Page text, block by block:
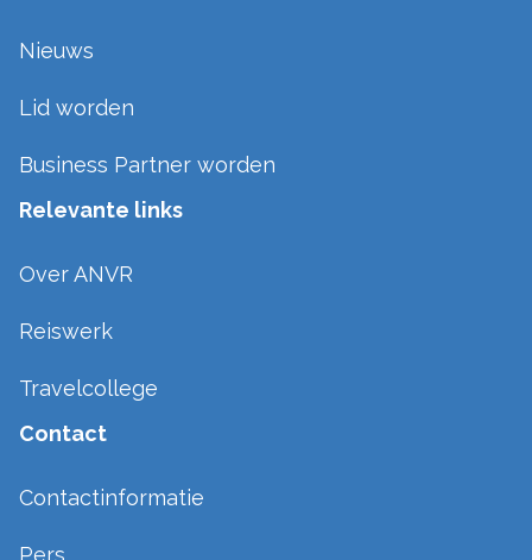
Nieuws
Lid worden
Business Partner worden
Relevante links
Over ANVR
Reiswerk
Travelcollege
Contact
Contactinformatie
Pers